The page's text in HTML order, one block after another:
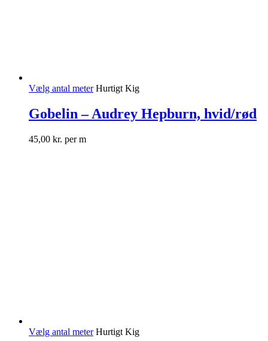
Vælg antal meter Hurtigt Kig
Gobelin – Audrey Hepburn, hvid/rød
45,00 kr. per m
Vælg antal meter Hurtigt Kig